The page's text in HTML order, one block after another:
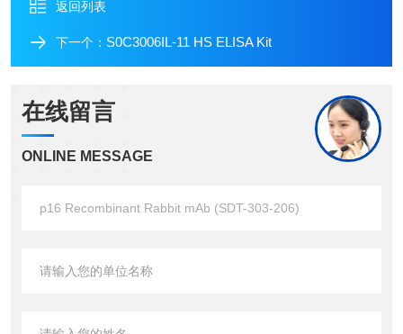
返回列表
下一个： S0C3006IL-11 HS ELISA Kit
在线留言
ONLINE MESSAGE